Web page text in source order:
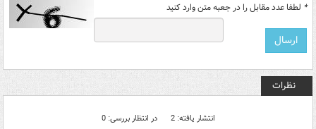
* لطفا عدد مقابل را در جعبه متن وارد کنید
نظرات
انتشار یافته: 2 در انتظار بررسی: 0